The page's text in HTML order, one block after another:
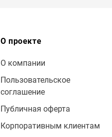
О проекте
О компании
Пользовательское
соглашение
Публичная оферта
Корпоративным клиентам